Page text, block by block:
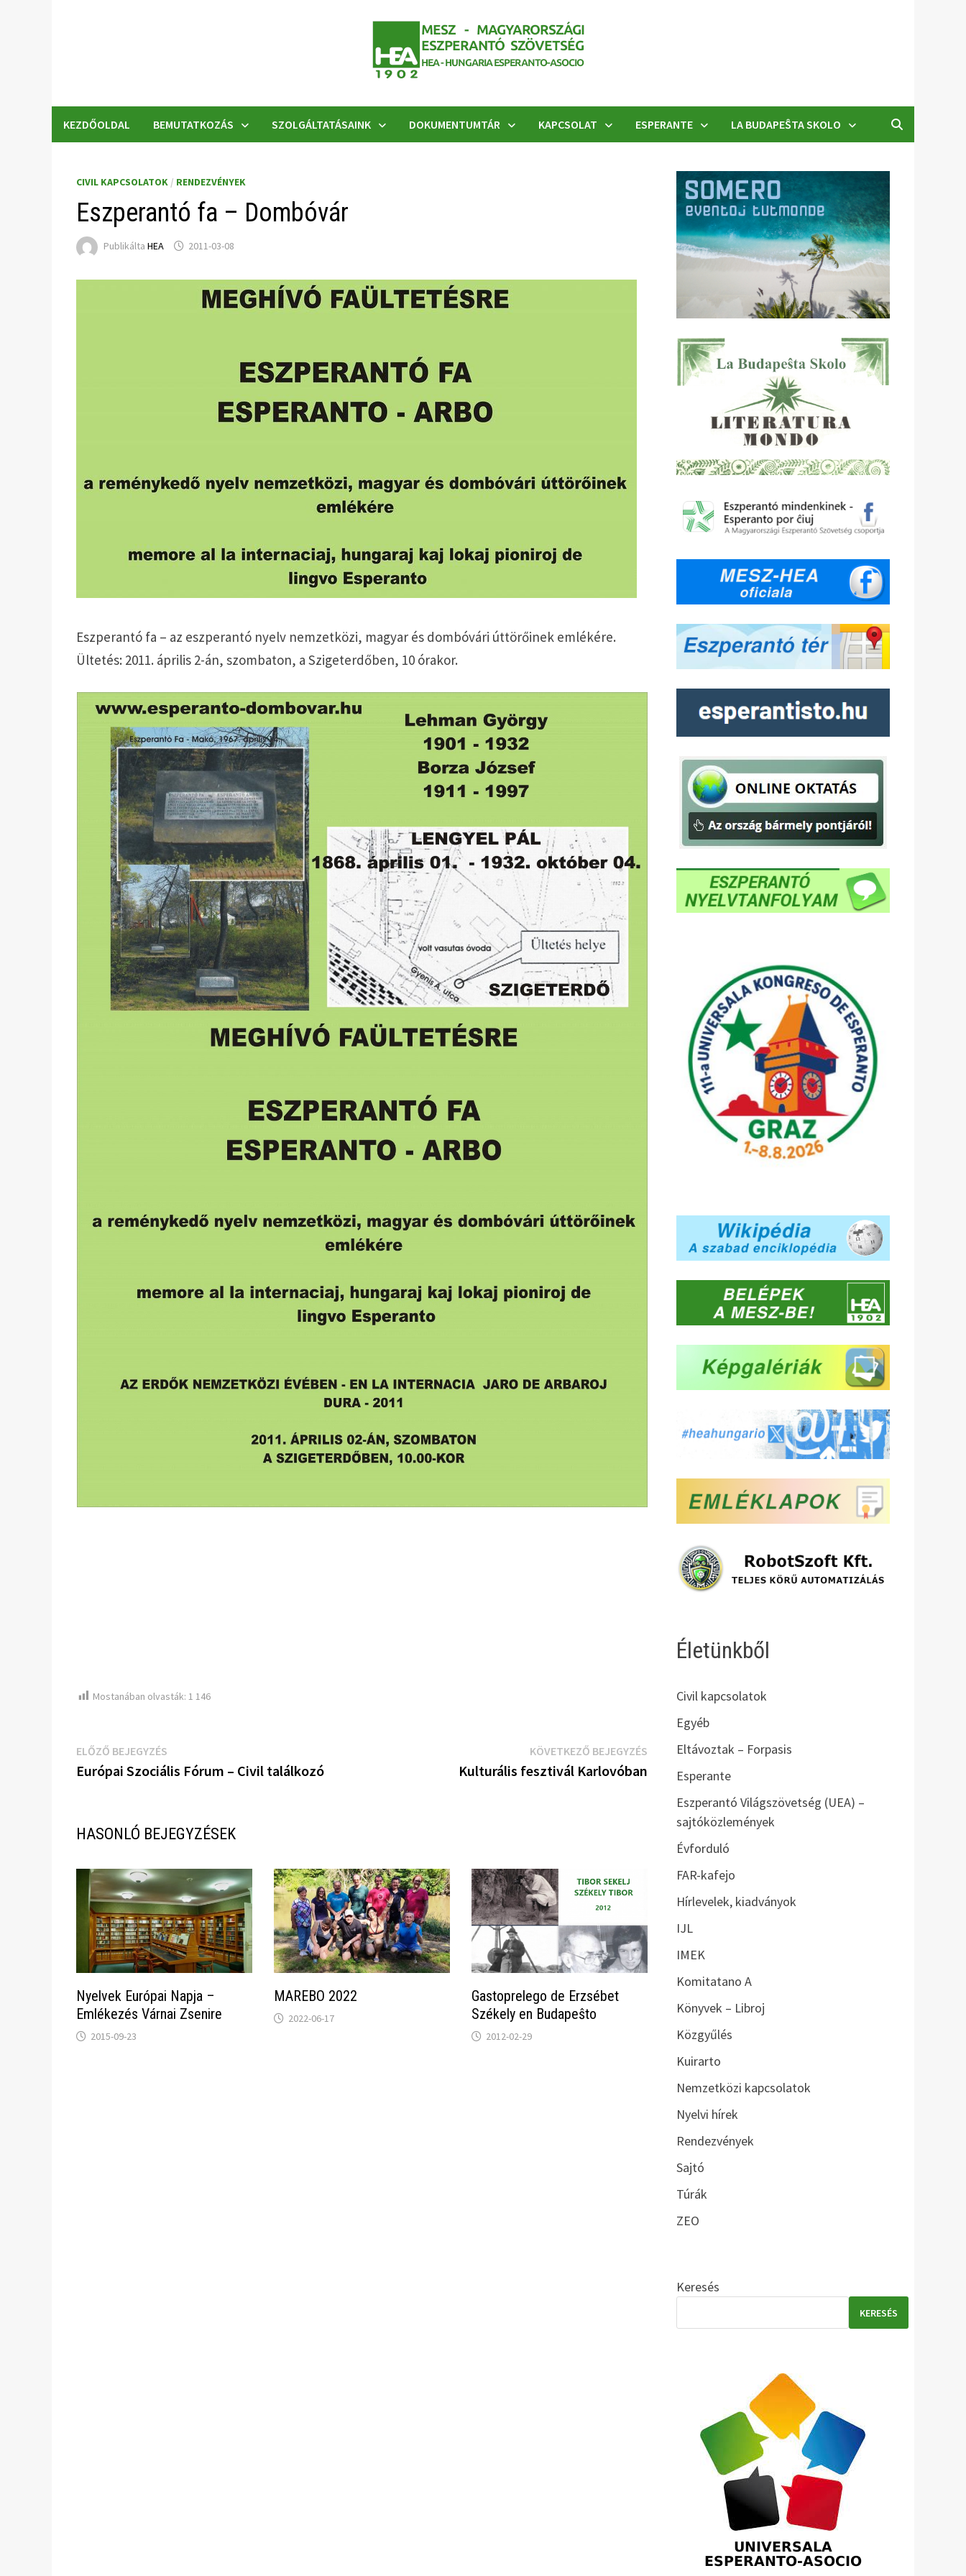
KEZDŐOLDAL BEMUTATKOZÁS SZOLGÁLTATÁSAINK DOKUMENTUMTÁR KAPCSOLAT ESPERANTE LA BUDAPEŜTA SKOLO
CIVIL KAPCSOLATOK / RENDEZVÉNYEK
Eszperantó fa – Dombóvár
PublikáltaHEA 2011-03-08
Eszperantó fa – az eszperantó nyelv nemzetközi, magyar és dombóvári úttörőinek emlékére.
Ültetés: 2011. április 2-án, szombaton, a Szigeterdőben, 10 órakor.
Mostanában olvasták: 1 146
Bejegyzés
navigáció
ELŐZŐ BEJEGYZÉS
bejegyzés:
Európai Szociális Fórum – Civil találkozó
KÖVETKEZŐ BEJEGYZÉSKövetkező
bejegyzés:
Kulturális fesztivál Karlovóban
HASONLÓ BEJEGYZÉSEK
Nyelvek Európai Napja –
Emlékezés Várnai Zsenire
2015-09-23
MAREBO 2022
2022-06-17
Gastoprelego de Erzsébet
Székely en Budapeŝto
2012-02-29
Életünkből
Civil kapcsolatok
Egyéb
Eltávoztak – Forpasis
Esperante
Eszperantó Világszövetség (UEA) –
sajtóközlemények
Évforduló
FAR-kafejo
Hírlevelek, kiadványok
IJL
IMEK
Komitatano A
Könyvek – Libroj
Közgyűlés
Kuirarto
Nemzetközi kapcsolatok
Nyelvi hírek
Rendezvények
Sajtó
Túrák
ZEO
Keresés
KERESÉS